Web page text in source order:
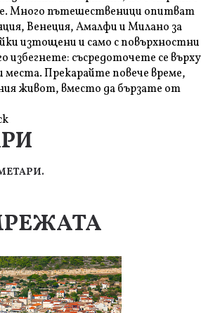
Много пътешественици опитват
Венеция, Амалфи и Милано за
изтощени и само с повърхностни
избегнете: съсредоточете се върху
места. Прекарайте повече време,
живот, вместо да бързате от